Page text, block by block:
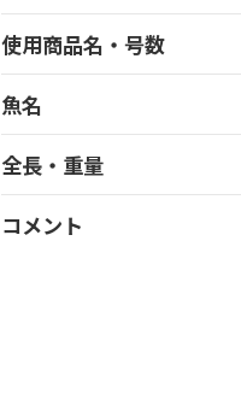
使用商品名・号数
魚名
全長・重量
コメント